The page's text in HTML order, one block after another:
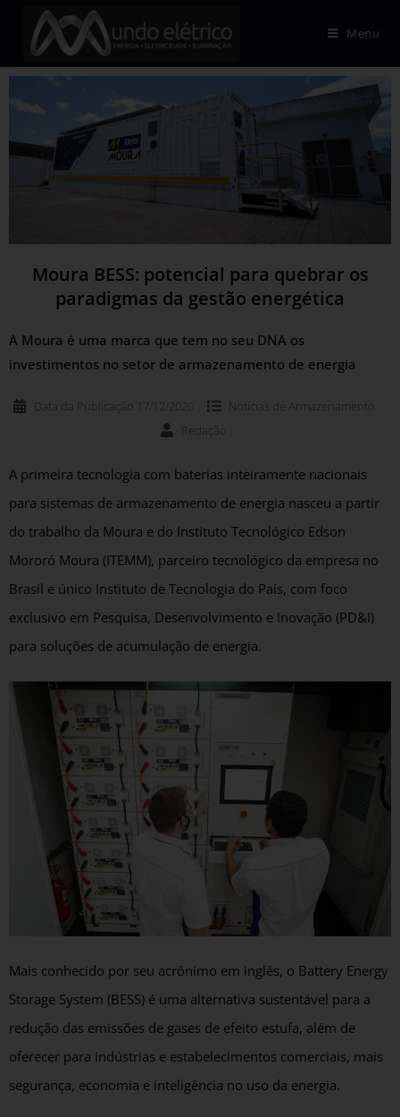
Menu
Moura BESS: potencial para quebrar os
paradigmas da gestão energética
A Moura é uma marca que tem no seu DNA os
investimentos no setor de armazenamento de energia
Data da Publicação 17/12/2020 Notícias de Armazenamento
Redação
A primeira tecnologia com baterias inteiramente nacionais
para sistemas de armazenamento de energia nasceu a partir
do trabalho da Moura e do Instituto Tecnológico Edson
Mororó Moura (ITEMM), parceiro tecnológico da empresa no
Brasil e único Instituto de Tecnologia do País, com foco
exclusivo em Pesquisa, Desenvolvimento e Inovação (PD&I)
para soluções de acumulação de energia.
Mais conhecido por seu acrônimo em inglês, o Battery Energy
Storage System (BESS) é uma alternativa sustentável para a
redução das emissões de gases de efeito estufa, além de
oferecer para indústrias e estabelecimentos comerciais, mais
segurança, economia e inteligência no uso da energia.